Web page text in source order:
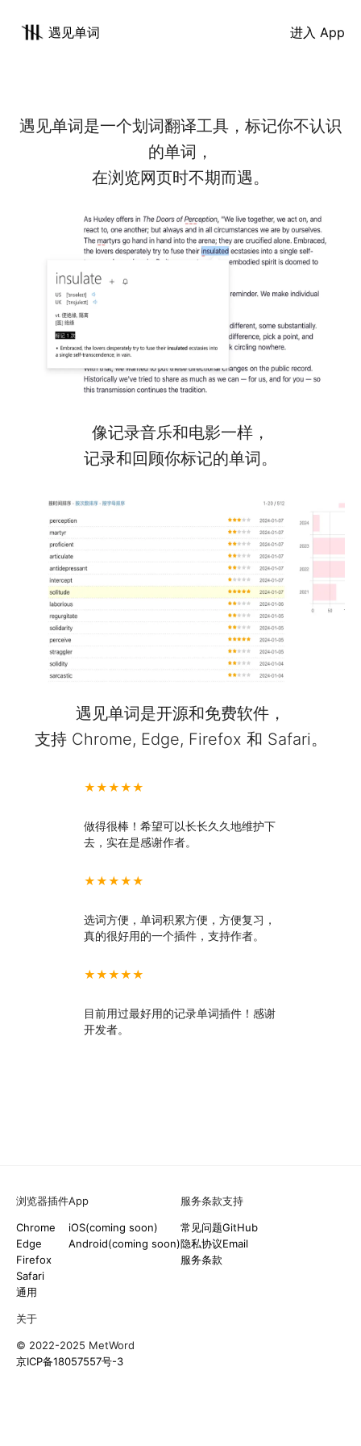
遇见单词 进入 App
遇见单词是一个划词翻译工具，标记你不认识
的单词，
在浏览网页时不期而遇。
像记录音乐和电影一样，
记录和回顾你标记的单词。
遇见单词是开源和免费软件，
支持 Chrome, Edge, Firefox 和 Safari。
★★★★★
做得很棒！希望可以长长久久地维护下
去，实在是感谢作者。
★★★★★
选词方便，单词积累方便，方便复习，
真的很好用的一个插件，支持作者。
★★★★★
目前用过最好用的记录单词插件！感谢
开发者。
浏览器插件
Chrome
Edge
Firefox
Safari
通用
App
iOS(coming soon)
Android(coming soon)
服务条款
常见问题
隐私协议
服务条款
支持
GitHub
Email
关于
© 2022-2025 MetWord
京ICP备18057557号-3